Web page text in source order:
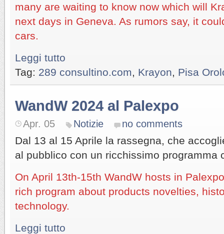
many are waiting to know now which will
next days in Geneva. As rumors say, it
cars.
Leggi tutto
Tag: 289 consultino.com Krayon Pisa
WandW 2024 al Palexpo
Apr. 05 Notizie no comments
Dal 13 al 15 Aprile la rassegna, che
al pubblico con un ricchissimo programma
On April 13th-15th WandW hosts in
rich program about products novelties,
technology.
Leggi tutto